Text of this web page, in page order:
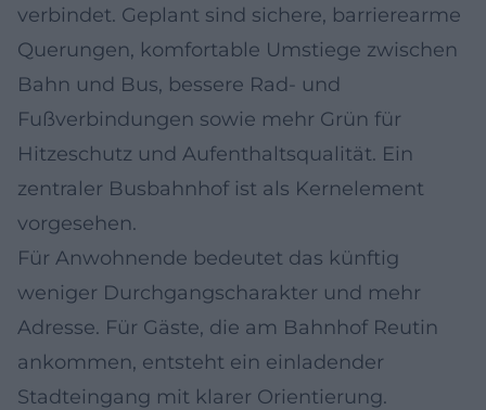
verbindet. Geplant sind sichere, barrierearme
Querungen, komfortable Umstiege zwischen
Bahn und Bus, bessere Rad- und
Fußverbindungen sowie mehr Grün für
Hitzeschutz und Aufenthaltsqualität. Ein
zentraler Busbahnhof ist als Kernelement
vorgesehen.
Für Anwohnende bedeutet das künftig
weniger Durchgangscharakter und mehr
Adresse. Für Gäste, die am Bahnhof Reutin
ankommen, entsteht ein einladender
Stadteingang mit klarer Orientierung.